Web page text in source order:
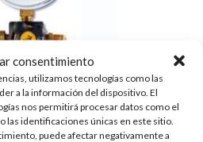
consentimiento
utilizamos tecnologías como las
a la información del dispositivo. El
nos permitirá procesar datos como el
las identificaciones únicas en este sitio.
puede afectar negativamente a